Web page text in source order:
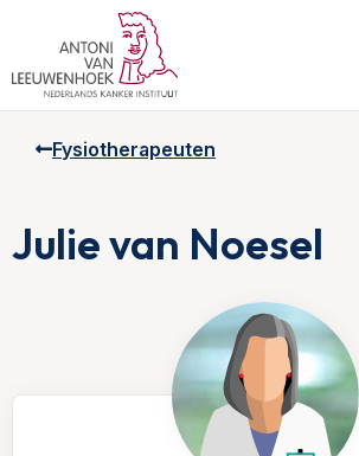
Fysiotherapeuten
Julie van Noesel